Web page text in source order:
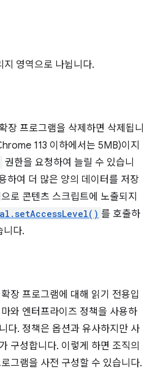
영역으로 나뉩니다.
장 프로그램을 삭제하면 삭제됩니
113 이하에서는 5MB)이지
권한을 요청하여 늘릴 수 있습니
하여 더 많은 양의 데이터를 저장
로 콘텐츠 스크립트에 노출되지
를 호출하
니다.
장 프로그램에 대해 읽기 전용입
와 엔터프라이즈 정책을 사용하
다. 정책은 옵션과 유사하지만 사
구성합니다. 이렇게 하면 조직의
그램을 사전 구성할 수 있습니다.